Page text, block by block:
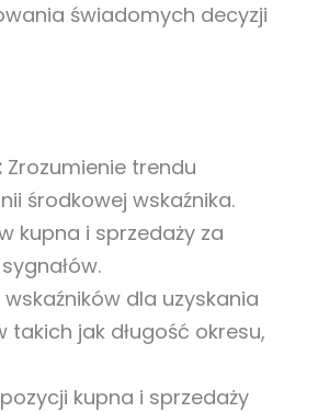
świadomych decyzji
Zrozumienie trendu
środkowej wskaźnika.
kupna i sprzedaży za
dla uzyskania
jak długość okresu,
kupna i sprzedaży